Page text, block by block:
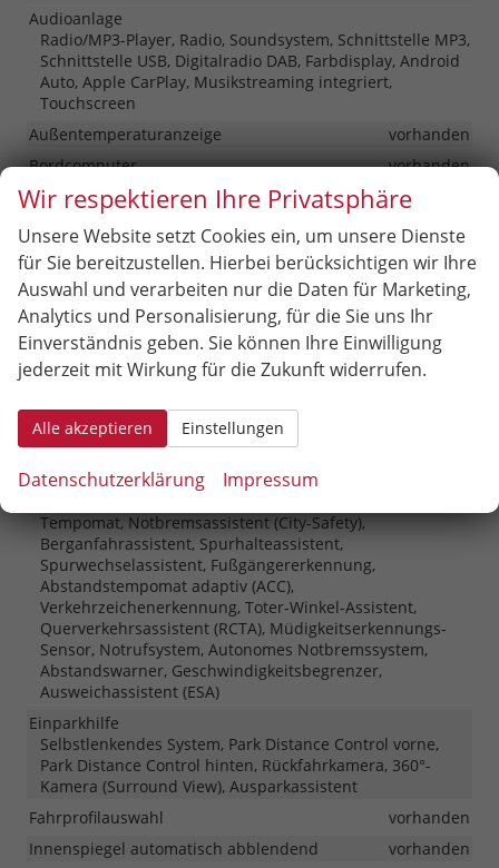
Audioanlage
Radio/MP3-Player, Radio, Soundsystem, Schnittstelle MP3,
Schnittstelle USB, Digitalradio DAB, Farbdisplay, Android
Auto, Apple CarPlay, Musikstreaming integriert,
Touchscreen
Außentemperaturanzeige
vorhanden
Bordcomputer
vorhanden
Navigationssystem
Navigation
Telefon
Freisprecheinrichtung, Bluetooth, Induktionsladen für
Smartphones
Uhr & Drehzahlmesser
vorhanden
Volldigitales Kombiinstrument (Virtual Cockpit)
vorhanden
Airbags
Airbag, Fenster-/Kopfairbags Vorne, Beifahrerairbag
abschaltbar, Seitenairbags Vorne, Beifahrerairbag
Tempomat, Notbremsassistent (City-Safety),
Berganfahrassistent, Spurhalteassistent,
Spurwechselassistent, Fußgängererkennung,
Abstandstempomat adaptiv (ACC),
Verkehrzeichenerkennung, Toter-Winkel-Assistent,
Querverkehrsassistent (RCTA), Müdigkeitserkennungs-
Sensor, Notrufsystem, Autonomes Notbremssystem,
Abstandswarner, Geschwindigkeitsbegrenzer,
Ausweichassistent (ESA)
Einparkhilfe
Selbstlenkendes System, Park Distance Control vorne,
Park Distance Control hinten, Rückfahrkamera, 360°-
Kamera (Surround View), Ausparkassistent
Fahrprofilauswahl
vorhanden
Innenspiegel automatisch abblendend
vorhanden
Wir respektieren Ihre Privatsphäre
Unsere Website setzt Cookies ein, um unsere Dienste
für Sie bereitzustellen. Hierbei berücksichtigen wir Ihre
Auswahl und verarbeiten nur die Daten für Marketing,
Analytics und Personalisierung, für die Sie uns Ihr
Einverständnis geben. Sie können Ihre Einwilligung
jederzeit mit Wirkung für die Zukunft widerrufen.
Alle akzeptieren Einstellungen
Datenschutzerklärung Impressum